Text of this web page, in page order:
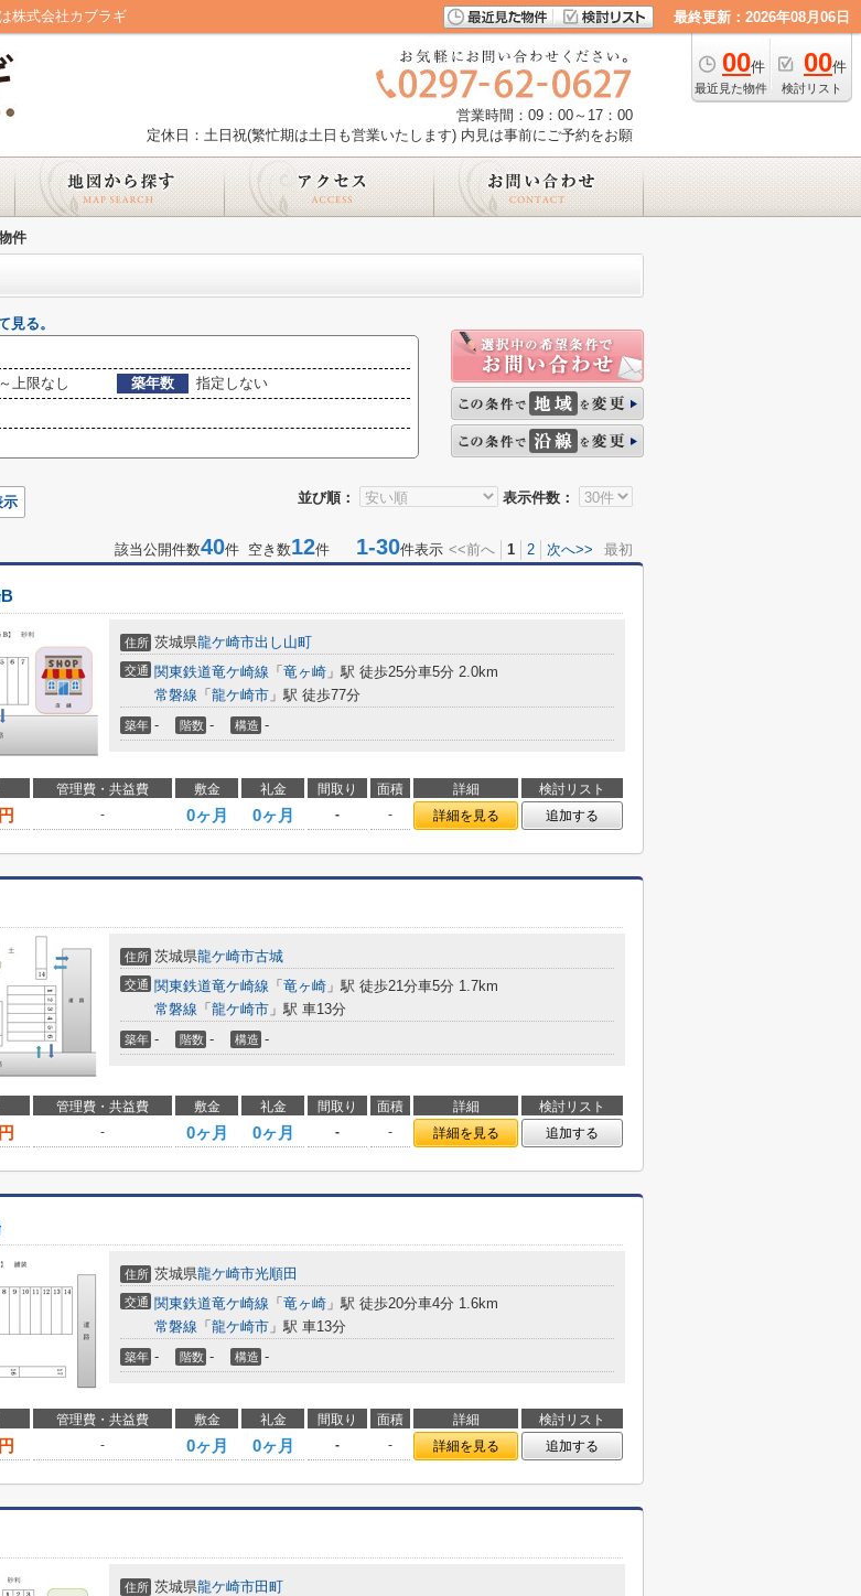
株式会社カブラギ 最終更新：2026年08月06日
00件
最近見た物件
00件
検討リスト
営業時間：09：00～17：00
定休日：土日祝(繁忙期は土日も営業いたします) 内見は事前にご予約をお願
件
る。
上限なし 築年数
指定しない
並び順： 表示件数：
示
該当公開件数40件 空き数12件 1-30件表示 <<前へ 1 2 次へ>> 最初
住所 茨城県龍ケ崎市出し山町
交通 関東鉄道竜ケ崎線 「 竜ヶ崎 」駅 徒歩25分車5分 2.0km
常磐線 「 龍ケ崎市 」駅 徒歩77分
築年 - 階数 - 構造 -
管理費・共益費 敷金 礼金 間取り 面積 詳細
検討リスト
円 - 0ヶ月 0ヶ月 - - 詳細を見る 追加する
住所 茨城県龍ケ崎市古城
交通 関東鉄道竜ケ崎線 「 竜ヶ崎 」駅 徒歩21分車5分 1.7km
常磐線 「 龍ケ崎市 」駅 車13分
築年 - 階数 - 構造 -
管理費・共益費 敷金 礼金 間取り 面積 詳細
検討リスト
円 - 0ヶ月 0ヶ月 - - 詳細を見る 追加する
住所 茨城県龍ケ崎市光順田
交通 関東鉄道竜ケ崎線 「 竜ヶ崎 」駅 徒歩20分車4分 1.6km
常磐線 「 龍ケ崎市 」駅 車13分
築年 - 階数 - 構造 -
管理費・共益費 敷金 礼金 間取り 面積 詳細
検討リスト
円 - 0ヶ月 0ヶ月 - - 詳細を見る 追加する
住所 茨城県龍ケ崎市田町